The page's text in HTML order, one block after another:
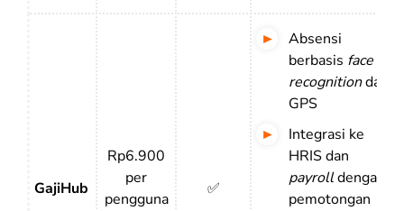
GajiHub
Rp6.900
per
pengguna
✅
Absensi
berbasis face
recognitiondan
GPS
Integrasi ke
HRIS dan
payrolldengan
pemotongan